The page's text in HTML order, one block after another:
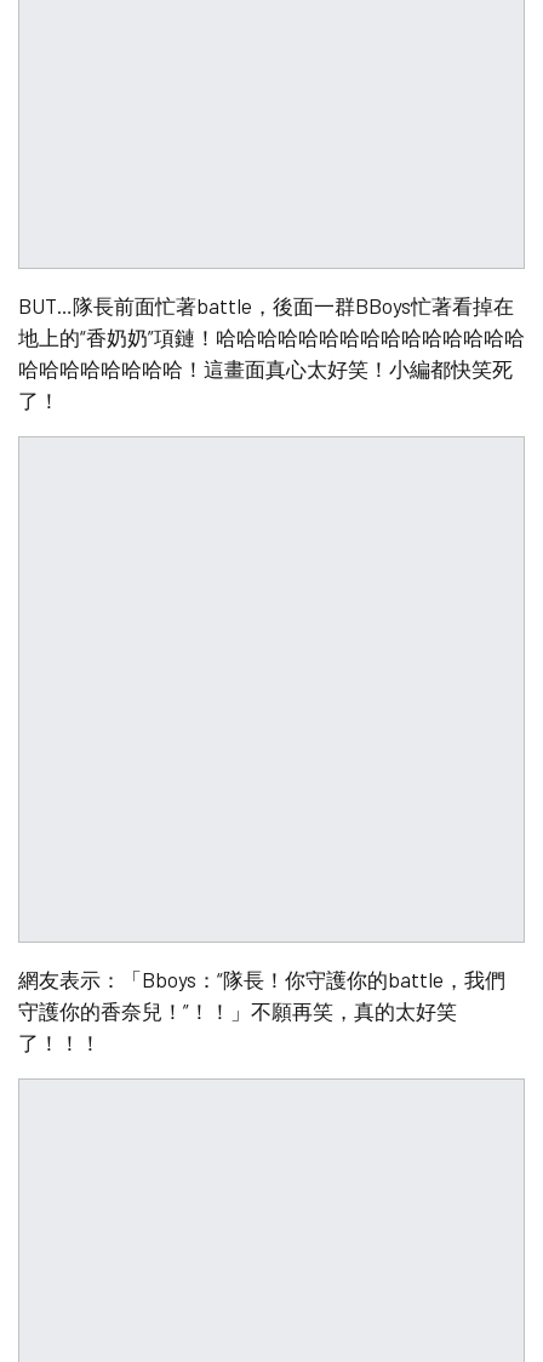
BUT…隊長前面忙著battle，後面一群BBoys忙著看掉在
地上的“香奶奶”項鏈！哈哈哈哈哈哈哈哈哈哈哈哈哈哈哈
哈哈哈哈哈哈哈哈！這畫面真心太好笑！小編都快笑死
了！
網友表示：「Bboys：“隊長！你守護你的battle，我們
守護你的香奈兒！”！！」不願再笑，真的太好笑
了！！！